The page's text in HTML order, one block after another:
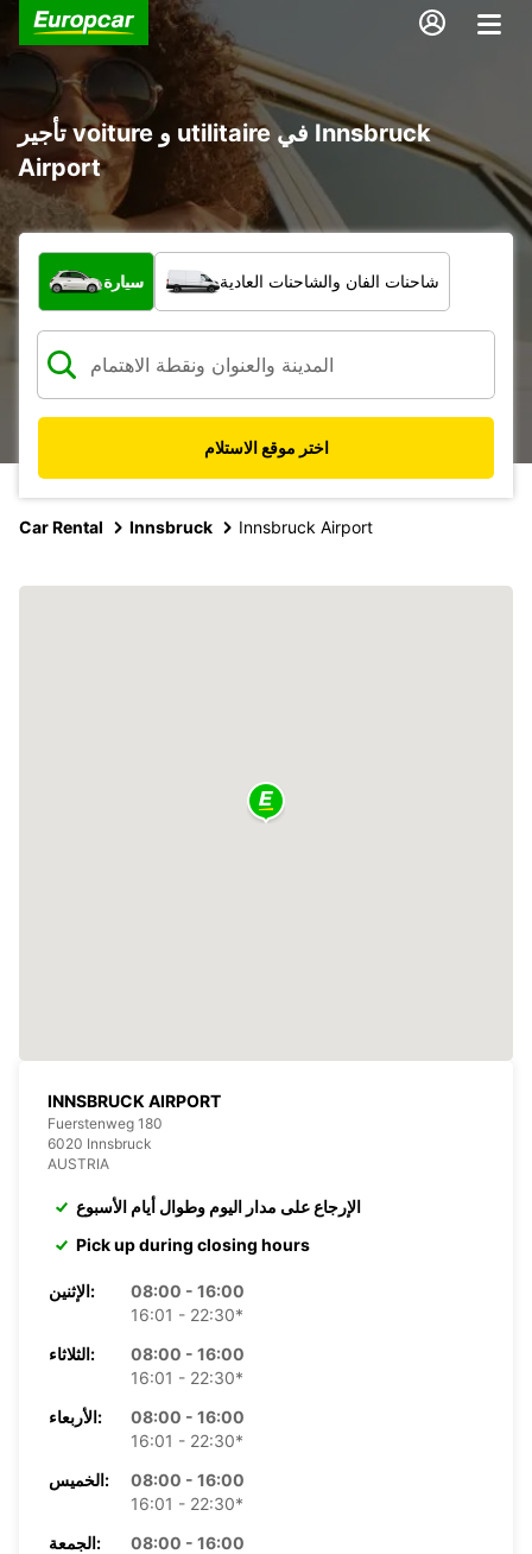
تأجير voiture و utilitaire في Innsbruck
Airport
ما نوع المركبة؟
سيارة شاحنات الفان والشاحنات العادية
اختر موقع الاستلام
Car Rental Innsbruck Innsbruck Airport
INNSBRUCK AIRPORT
Fuerstenweg 180
6020 Innsbruck
AUSTRIA
الإرجاع على مدار اليوم وطوال أيام الأسبوع
Pick up during closing hours
الإثنين:
08:00 - 16:00
16:01 - 22:30*
الثلاثاء:
08:00 - 16:00
16:01 - 22:30*
الأربعاء:
08:00 - 16:00
16:01 - 22:30*
الخميس:
08:00 - 16:00
16:01 - 22:30*
الجمعة:
08:00 - 16:00